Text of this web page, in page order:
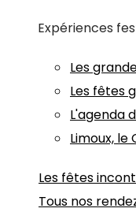
Expériences
Les
Les fêtes
L'agenda
Limoux,
Les fêtes
Tous nos